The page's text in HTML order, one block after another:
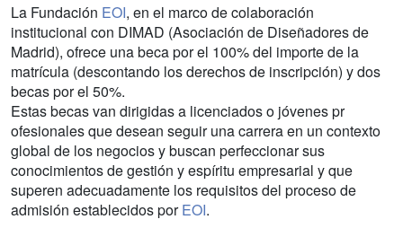
La Fundación EOI, en el marco de colaboración
institucional con DIMAD (Asociación de Diseñadores de
Madrid), ofrece una beca por el 100% del importe de la
matrícula (descontando los derechos de inscripción) y dos
becas por el 50%.
Estas becas van dirigidas a licenciados o jóvenes pr
ofesionales que desean seguir una carrera en un contexto
global de los negocios y buscan perfeccionar sus
conocimientos de gestión y espíritu empresarial y que
superen adecuadamente los requisitos del proceso de
admisión establecidos porEOI.